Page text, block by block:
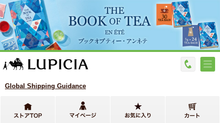
Global Shipping Guidance